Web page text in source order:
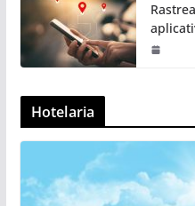
Hotelaria